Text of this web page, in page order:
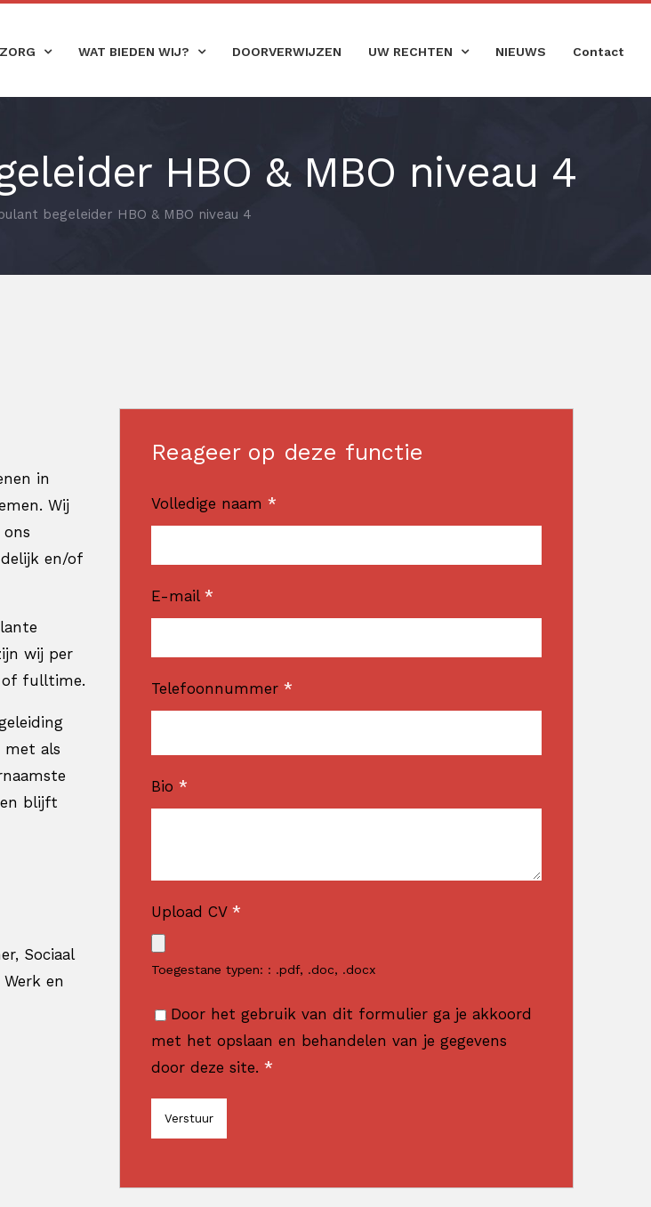
WAT BIEDEN WIJ? DOORVERWIJZEN UW RECHTEN NIEUWS Contact
HBO & MBO niveau 4
begeleider HBO & MBO niveau 4
in
Wij
ons
en/of
wij per
of fulltime.
met als
blijft
Sociaal
en
Reageer op deze functie
Volledige naam *
E-mail *
Telefoonnummer *
Bio *
Upload CV *
Toegestane typen: : .pdf, .doc, .docx
Door het gebruik van dit formulier ga je akkoord
met het opslaan en behandelen van je gegevens
door deze site. *